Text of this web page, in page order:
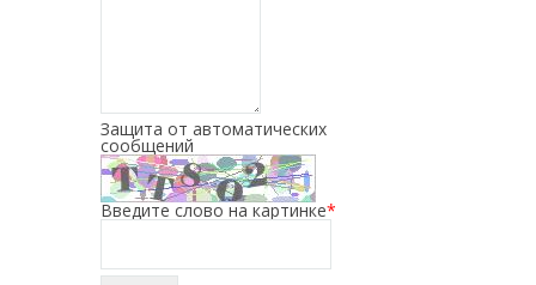
Защита от автоматических
сообщений
Введите слово на картинке*